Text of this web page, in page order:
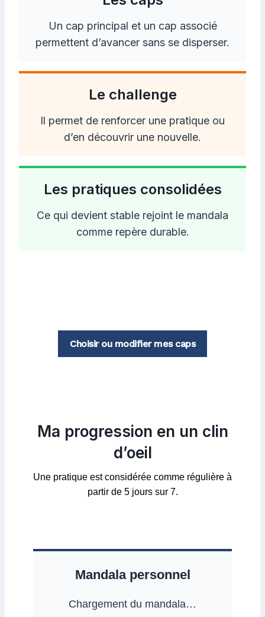
Un cap principal et un cap associé
permettent d’avancer sans se disperser.
Le challenge
Il permet de renforcer une pratique ou
d’en découvrir une nouvelle.
Les pratiques consolidées
Ce qui devient stable rejoint le mandala
comme repère durable.
Choisir ou modifier mes caps
Ma progression en un clin
d’oeil
Une pratique est considérée comme régulière à
partir de 5 jours sur 7.
Mandala personnel
Chargement du mandala…